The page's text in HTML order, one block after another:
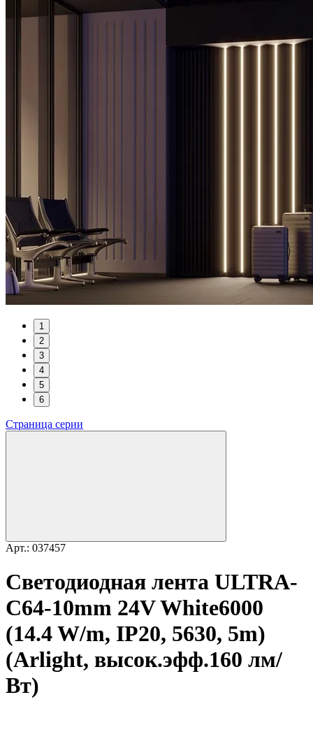
1
2
3
4
5
6
Страница серии
Арт.: 037457
Светодиодная лента ULTRA-
C64-10mm 24V White6000
(14.4 W/m, IP20, 5630, 5m)
(Arlight, высок.эфф.160 лм/
Вт)